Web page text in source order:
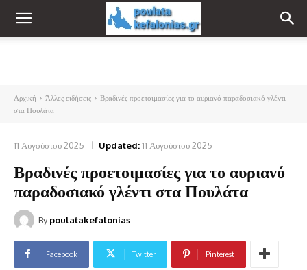
Αρχική Άλλες ειδήσεις
Βραδινές προετοιμασίες για το αυριανό παραδοσιακό γλέντι
στα Πουλάτα
11 Αυγούστου 2025 Updated:11 Αυγούστου 2025
Βραδινές προετοιμασίες για το αυριανό
παραδοσιακό γλέντι στα Πουλάτα
By poulatakefalonias
Facebook Twitter Pinterest